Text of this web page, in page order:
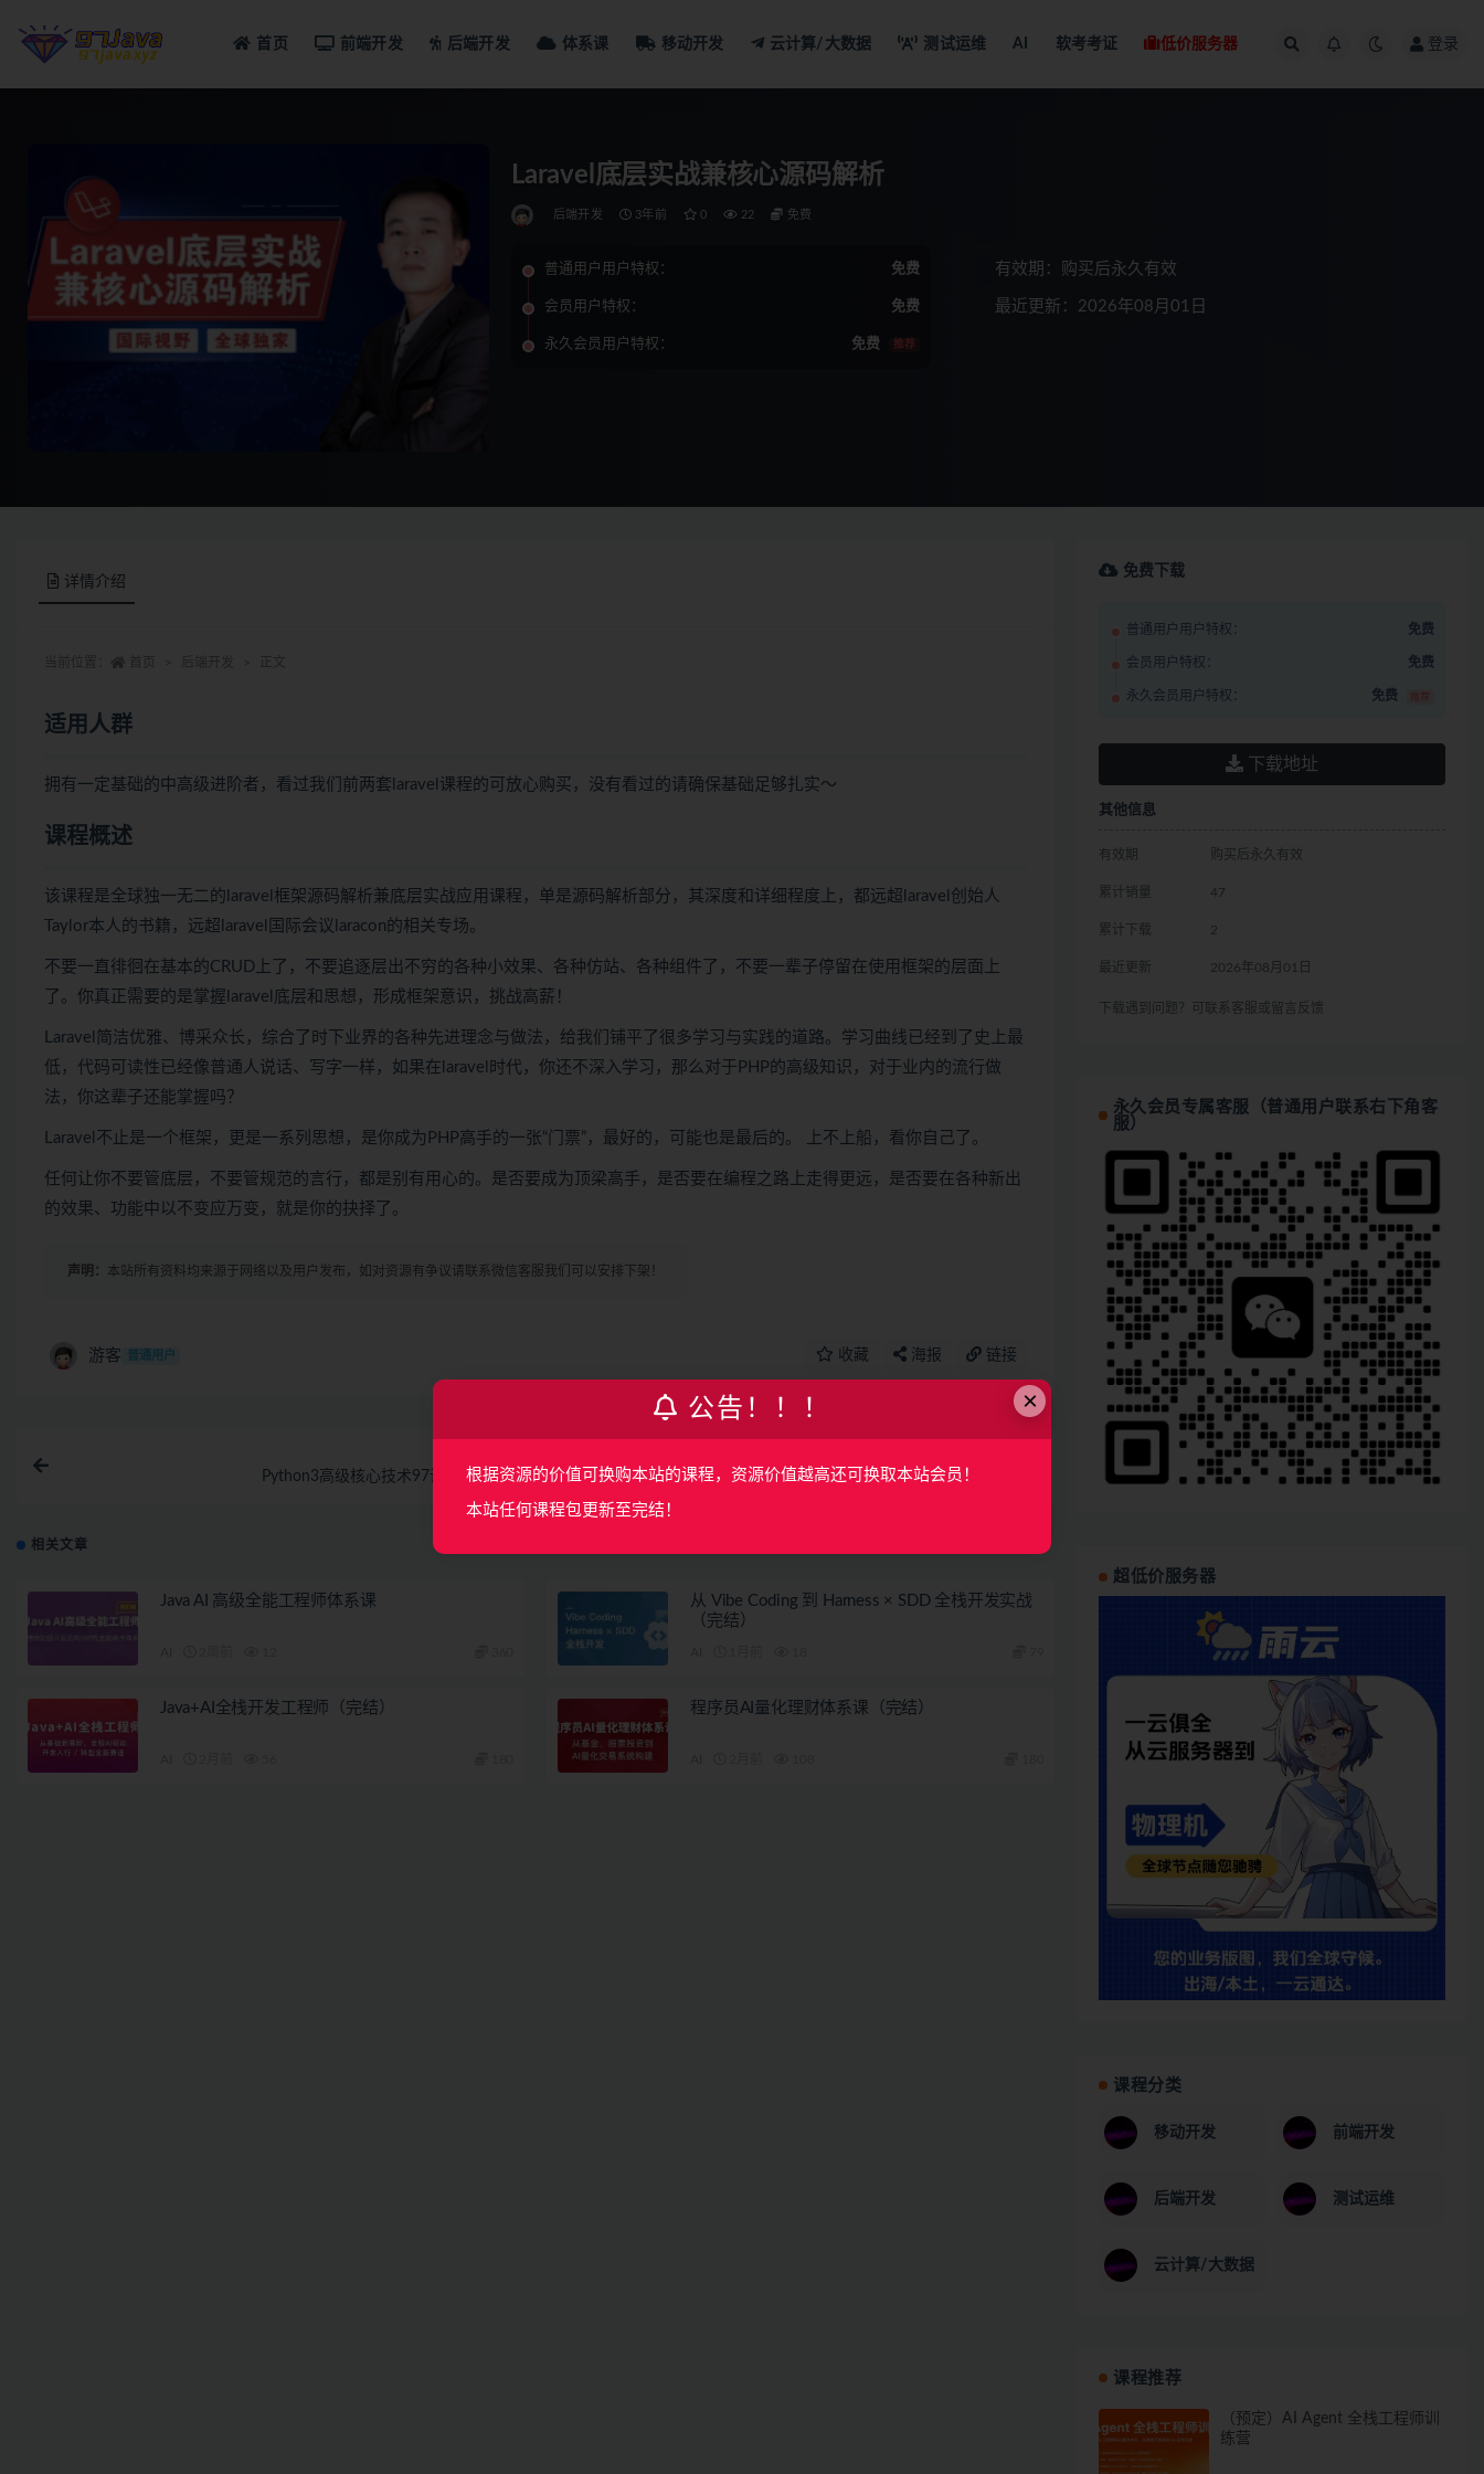
首页 前端开发 后端开发 体系课 移动开发 云计算/大数据 测试运维 AI 软考考证 低价服务器 登录
Laravel底层实战兼核心源码解析
后端开发 3年前 0 22 免费
普通用户用户特权： 免费
会员用户特权： 免费
永久会员用户特权： 免费 推荐
有效期：购买后永久有效
最近更新：2026年08月01日
详情介绍
适用人群
拥有一定基础的中高级进阶者，看过我们前两套laravel课程的可放心购买，没有看过的请确保基础足够扎实～
课程概述
该课程是全球独一无二的laravel框架源码解析兼底层实战应用课程，单是源码解析部分，其深度和详细程度上，都远超laravel创始人
Taylor本人的书籍，远超laravel国际会议laracon的相关专场。
不要一直徘徊在基本的CRUD上了，不要追逐层出不穷的各种小效果、各种仿站、各种组件了，不要一辈子停留在使用框架的层面上
了。你真正需要的是掌握laravel底层和思想，形成框架意识，挑战高薪！
Laravel简洁优雅、博采众长，综合了时下业界的各种先进理念与做法，给我们铺平了很多学习与实践的道路。学习曲线已经到了史上最
低，代码可读性已经像普通人说话、写字一样，如果在laravel时代，你还不深入学习，那么对于PHP的高级知识，对于业内的流行做
法，你这辈子还能掌握吗？
Laravel不止是一个框架，更是一系列思想，是你成为PHP高手的一张“门票”，最好的，可能也是最后的。 上不上船，看你自己了。
任何让你不要管底层，不要管规范的言行，都是别有用心的。是否要成为顶梁高手，是否要在编程之路上走得更远，是否要在各种新出
的效果、功能中以不变应万变，就是你的抉择了。
声明： 本站所有资料均来源于网络以及用户发布，如对资源有争议请联系微信客服我们可以安排下架！
游客 普通用户 收藏 海报 链接
Python3高级核心技术97讲（完结） Python移动自动化测试面试(完结）
相关文章
Java AI 高级全能工程师体系课
从 Vibe Coding 到 Harness × SDD 全栈开发实战
（完结）
Java+AI全栈开发工程师（完结） 程序员AI量化理财体系课（完结）
免费下载
普通用户用户特权： 免费
会员用户特权： 免费
永久会员用户特权： 免费 推荐
下载地址
其他信息
有效期 购买后永久有效
累计销量 47
累计下载 2
最近更新 2026年08月01日
下载遇到问题？可联系客服或留言反馈
永久会员专属客服（普通用户联系右下角客
服）
超低价服务器
课程分类
移动开发 前端开发
后端开发 测试运维
云计算/大数据
课程推荐
（预定）AI Agent 全栈工程师训
练营
×
公告！！！
根据资源的价值可换购本站的课程，资源价值越高还可换取本站会员！
本站任何课程包更新至完结！